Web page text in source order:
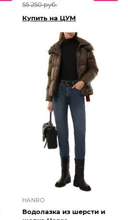
55 250 руб.
Купить на ЦУМ
HANRO
Водолазка из шерсти и